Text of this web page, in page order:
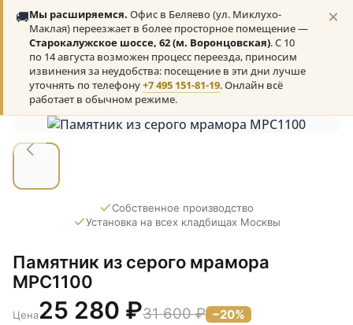
🚚Мы расширяемся. Офис в Беляево (ул. Миклухо-
Маклая) переезжает в более просторное помещение —
Старокалужское шоссе, 62 (м. Воронцовская). С 10
по 14 августа возможен процесс переезда, приносим
извинения за неудобства: посещение в эти дни лучше
уточнять по телефону+7 495 151-81-19. Онлайн всё
работает в обычном режиме.
×
Собственное производство
Установка на всех кладбищах Москвы
Памятник из серого мрамора
МРС1100
Цена25 280 ₽31 600 ₽ −20%